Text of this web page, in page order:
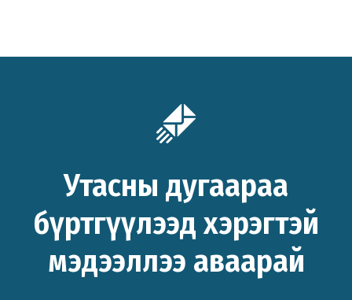
Утасны дугаараа
бүртгүүлээд хэрэгтэй
мэдээллээ аваарай